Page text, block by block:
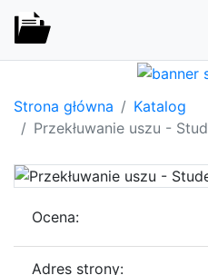
Strona główna
Katalog
Przekłuwanie uszu -
Ocena:
Adres strony: